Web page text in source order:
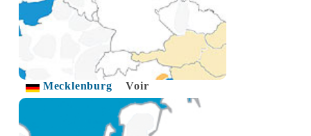
Mecklenburg Voir